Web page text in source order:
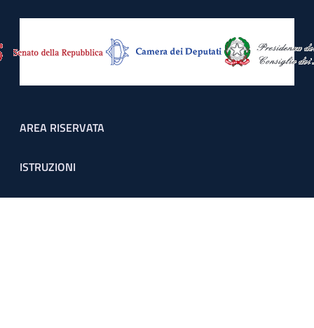
Footer menu
AREA RISERVATA
ISTRUZIONI